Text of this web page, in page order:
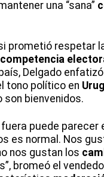
una “sana”
prometió respetar
competencia
Delgado enfatizó
tono político en
son bienvenidos.
puede parecer
es normal. Nos
nos gustan los
bromeó el